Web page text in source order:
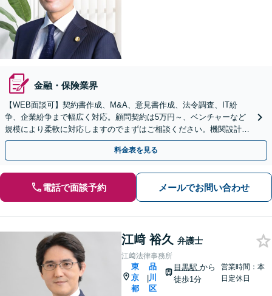
金融・保険業界
【WEB面談可】契約書作成、M&A、意見書作成、法令調査、IT紛
争、企業紛争まで幅広く対応。顧問契約は5万円～、ベンチャーなど
規模により柔軟に対応しますのでまずはご相談ください。機関設計、
株主総会対策、労使間紛争、知的財産等関連も対応。
料金表を見る
電話で面談予約 メールでお問い合わせ
江﨑 裕久 弁護士
江﨑法律事務所
東
京
都
|
品
川
区
目黒駅から
徒歩1分
営業時間：本
日定休日